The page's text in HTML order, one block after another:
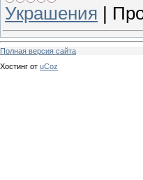
Украшения
Полная версия сайта
Хостинг от uCoz